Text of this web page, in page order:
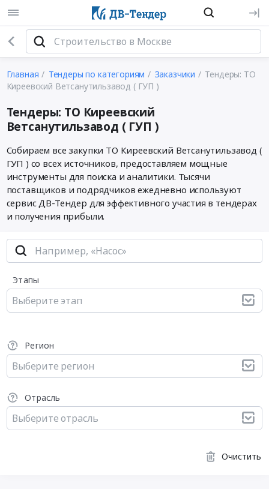
Главная Тендеры по категориям Заказчики
Тендеры: ТО
Киреевский Ветсанутильзавод ( ГУП )
Тендеры: ТО Киреевский
Ветсанутильзавод ( ГУП )
Собираем все закупки ТО Киреевский Ветсанутильзавод (
ГУП ) со всех источников, предоставляем мощные
инструменты для поиска и аналитики. Тысячи
поставщиков и подрядчиков ежедневно используют
сервис ДВ-Тендер для эффективного участия в тендерах
и получения прибыли.
Этапы
Выберите этап
Регион
Выберите регион
Отрасль
Выберите отрасль
Очистить